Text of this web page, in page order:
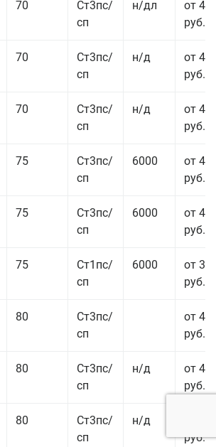
70
Ст3пс/
сп
н/дл
от 44
руб.
70
Ст3пс/
сп
н/д
от 43
руб.
70
Ст3пс/
сп
н/д
от 43
руб.
75
Ст3пс/
сп
6000
от 42
руб.
75
Ст3пс/
сп
6000
от 42
руб.
75
Ст1пс/
сп
6000
от 35
руб.
80
Ст3пс/
сп
от 43
руб.
80
Ст3пс/
сп
н/д
от 45
руб.
80
Ст3пс/
сп
н/д
руб.